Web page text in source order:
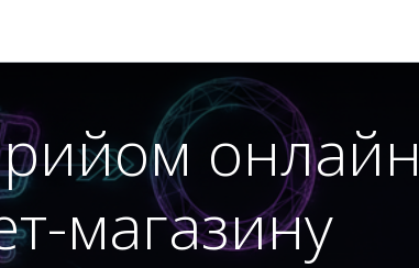
магазину